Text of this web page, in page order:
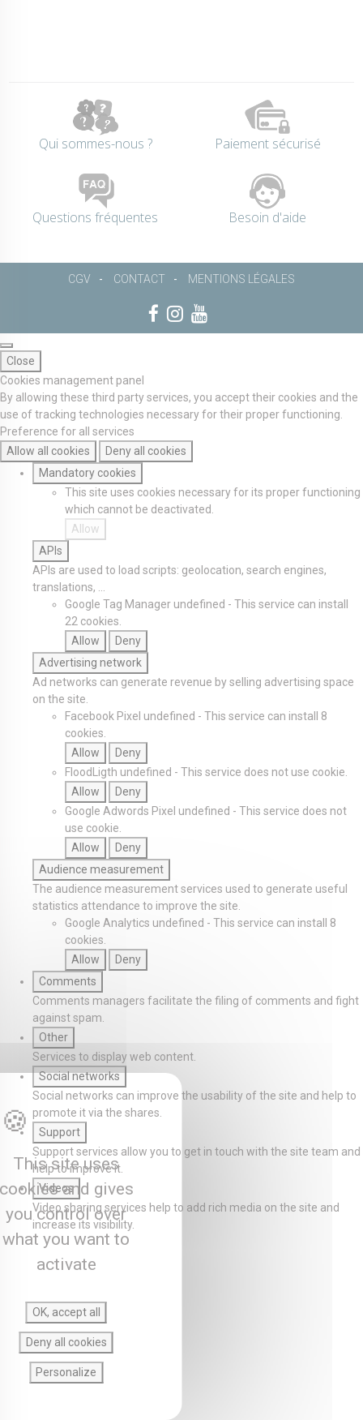
Qui sommes-nous ? Paiement sécurisé
Questions fréquentes Besoin d'aide
CGV CONTACT MENTIONS LÉGALES
Close
Cookies management panel
By allowing these third party services, you accept their cookies and the
use of tracking technologies necessary for their proper functioning.
Preference for all services
Allow all cookies
Deny all cookies
Mandatory cookies
This site uses cookies necessary for its proper functioning
which cannot be deactivated.
Allow
APIs
APIs are used to load scripts: geolocation, search engines,
translations, ...
Google Tag Manager undefined - This service can install
22 cookies.
Allow
Deny
Advertising network
Ad networks can generate revenue by selling advertising space
on the site.
Facebook Pixel undefined - This service can install 8
cookies.
Allow
Deny
FloodLigth undefined - This service does not use cookie.
Allow
Deny
Google Adwords Pixel undefined - This service does not
use cookie.
Allow
Deny
Audience measurement
The audience measurement services used to generate useful
statistics attendance to improve the site.
Google Analytics undefined - This service can install 8
cookies.
Allow
Deny
Comments
Comments managers facilitate the filing of comments and fight
against spam.
Other
Services to display web content.
Social networks
Social networks can improve the usability of the site and help to
promote it via the shares.
Support
Support services allow you to get in touch with the site team and
help to improve it.
Videos
Video sharing services help to add rich media on the site and
increase its visibility.
This site uses
and gives
you control over
what you want to
activate
OK, accept all
Deny all cookies
Personalize